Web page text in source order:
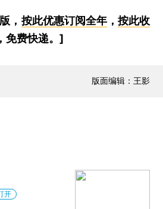
， 按此优惠订阅全年， 按此收
免费快递。]
版面编辑：王影
开